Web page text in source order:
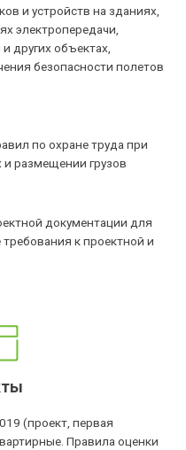
и устройств на зданиях,
электропередачи,
других объектах,
безопасности полетов
по охране труда при
и размещении грузов
документации для
к проектной и
(проект, первая
Правила оценки